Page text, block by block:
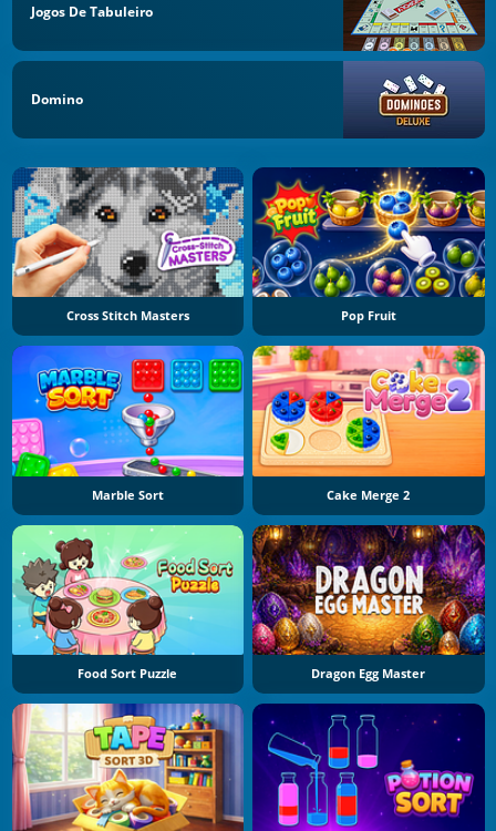
Jogos De Tabuleiro
Domino
Cross Stitch Masters Pop Fruit
Marble Sort Cake Merge 2
Food Sort Puzzle Dragon Egg Master